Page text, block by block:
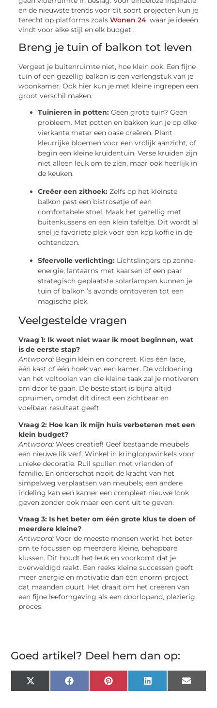
en de nieuwste trends voor dit soort projecten kun je
terecht op platforms zoalsWonen 24, waar je ideeën
vindt voor elke stijl en elk budget.
Breng je tuin of balkon tot leven
Vergeet je buitenruimte niet, hoe klein ook. Een fijne
tuin of een gezellig balkon is een verlengstuk van je
woonkamer. Ook hier kun je met kleine ingrepen een
groot verschil maken.
Tuinieren in potten: Geen grote tuin? Geen
probleem. Met potten en bakken kun je op elke
vierkante meter een oase creëren. Plant
kleurrijke bloemen voor een vrolijk aanzicht, of
begin een kleine kruidentuin. Verse kruiden zijn
niet alleen leuk om te zien, maar ook heerlijk in
de keuken.
Creëer een zithoek: Zelfs op het kleinste
balkon past een bistrosetje of een
comfortabele stoel. Maak het gezellig met
buitenkussens en een klein tafeltje. Dit wordt al
snel je favoriete plek voor een kop koffie in de
ochtendzon.
Sfeervolle verlichting: Lichtslingers op zonne-
energie, lantaarns met kaarsen of een paar
strategisch geplaatste solarlampen kunnen je
tuin of balkon ’s avonds omtoveren tot een
magische plek.
Veelgestelde vragen
Vraag 1: Ik weet niet waar ik moet beginnen, wat
is de eerste stap?
Antwoord: Begin klein en concreet. Kies één lade,
één kast of één hoek van een kamer. De voldoening
van het voltooien van die kleine taak zal je motiveren
om door te gaan. De beste start is bijna altijd
opruimen, omdat dit direct een zichtbaar en
voelbaar resultaat geeft.
Vraag 2: Hoe kan ik mijn huis verbeteren met een
klein budget?
Antwoord: Wees creatief! Geef bestaande meubels
een nieuwe lik verf. Winkel in kringloopwinkels voor
unieke decoratie. Ruil spullen met vrienden of
familie. En onderschat nooit de kracht van het
simpelweg verplaatsen van meubels; een andere
indeling kan een kamer een compleet nieuwe look
geven zonder ook maar een cent uit te geven.
Vraag 3: Is het beter om één grote klus te doen of
meerdere kleine?
Antwoord: Voor de meeste mensen werkt het beter
om te focussen op meerdere kleine, behapbare
klussen. Dit houdt het leuk en voorkomt dat je
overweldigd raakt. Een reeks kleine successen geeft
meer energie en motivatie dan één enorm project
dat maanden duurt. Het draait om het creëren van
een fijne leefomgeving als een doorlopend, plezierig
proces.
Goed artikel? Deel hem dan op:
X
(Twitter)
FacebookPinterest LinkedIn Email